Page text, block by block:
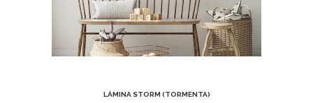
LÁMINA STORM (TORMENTA)